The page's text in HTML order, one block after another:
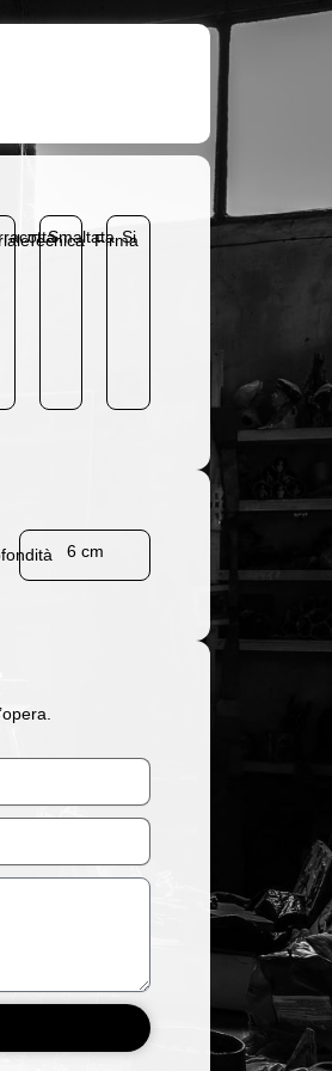
Tecnica
SmaltataFirma
Si
6 cm